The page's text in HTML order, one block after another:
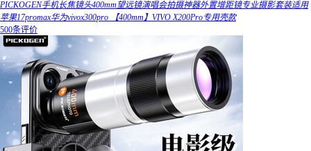
PICKOGEN手机长焦镜头400mm望远镜演唱会拍摄神器外置增距镜专业摄影套装适用
苹果17promax华为vivox300pro 【400mm】VIVO X200Pro专用壳款
500条评价